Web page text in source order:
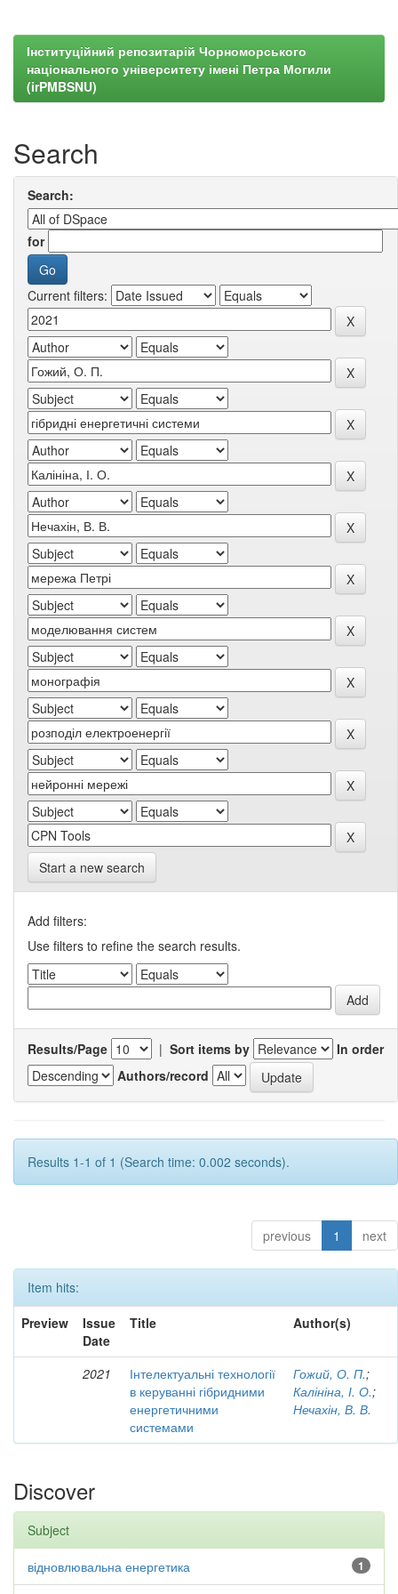
Інституційний репозитарій Чорноморського
національного університету імені Петра Могили
(irPMBSNU)
Search
Search:
for
Current filters:
Start a new search
Add filters:
Use filters to refine the search results.
Results/Page | Sort items by
In order
Authors/record
Results 1-1 of 1 (Search time: 0.002 seconds).
previous 1 next
Item hits:
Preview
Issue
Date
Title Author(s)
2021
Інтелектуальні технології
в керуванні гібридними
енергетичними
системами
Гожий, О. П.;
Калініна, І. О.;
Нечахін, В. В.
Discover
Subject
1
відновлювальна енергетика